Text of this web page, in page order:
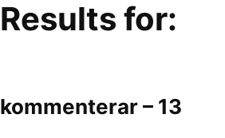
for:
– 13